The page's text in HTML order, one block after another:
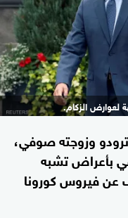
لعوارض الزكام.
وزوجته صوفي،
بأعراض تشبه
عن فيروس كورونا